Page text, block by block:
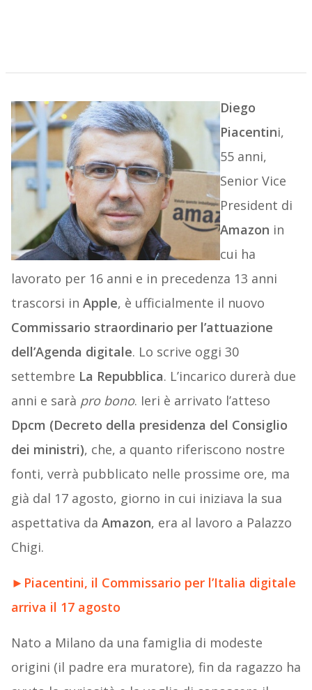
Diego
Piacentini,
55 anni,
Senior Vice
President di
Amazon in
cui ha
lavorato per 16 anni e in precedenza 13 anni
trascorsi in Apple, è ufficialmente il nuovo
Commissario straordinario per l’attuazione
dell’Agenda digitale. Lo scrive oggi 30
settembre La Repubblica. L’incarico durerà due
anni e sarà pro bono. Ieri è arrivato l’atteso
Dpcm (Decreto della presidenza del Consiglio
dei ministri), che, a quanto riferiscono nostre
fonti, verrà pubblicato nelle prossime ore, ma
già dal 17 agosto, giorno in cui iniziava la sua
aspettativa da Amazon, era al lavoro a Palazzo
Chigi.
► Piacentini, il Commissario per l’Italia digitale
arriva il 17 agosto
Nato a Milano da una famiglia di modeste
origini (il padre era muratore), fin da ragazzo ha